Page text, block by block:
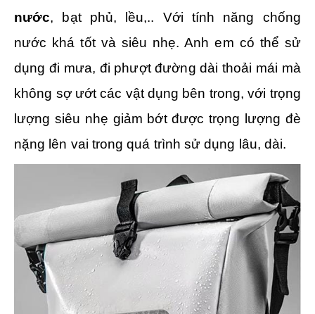
nước, bạt phủ, lều,.. Với tính năng chống
nước khá tốt và siêu nhẹ. Anh em có thể sử
dụng đi mưa, đi phượt đường dài thoải mái mà
không sợ ướt các vật dụng bên trong, với trọng
lượng siêu nhẹ giảm bớt được trọng lượng đè
nặng lên vai trong quá trình sử dụng lâu, dài.